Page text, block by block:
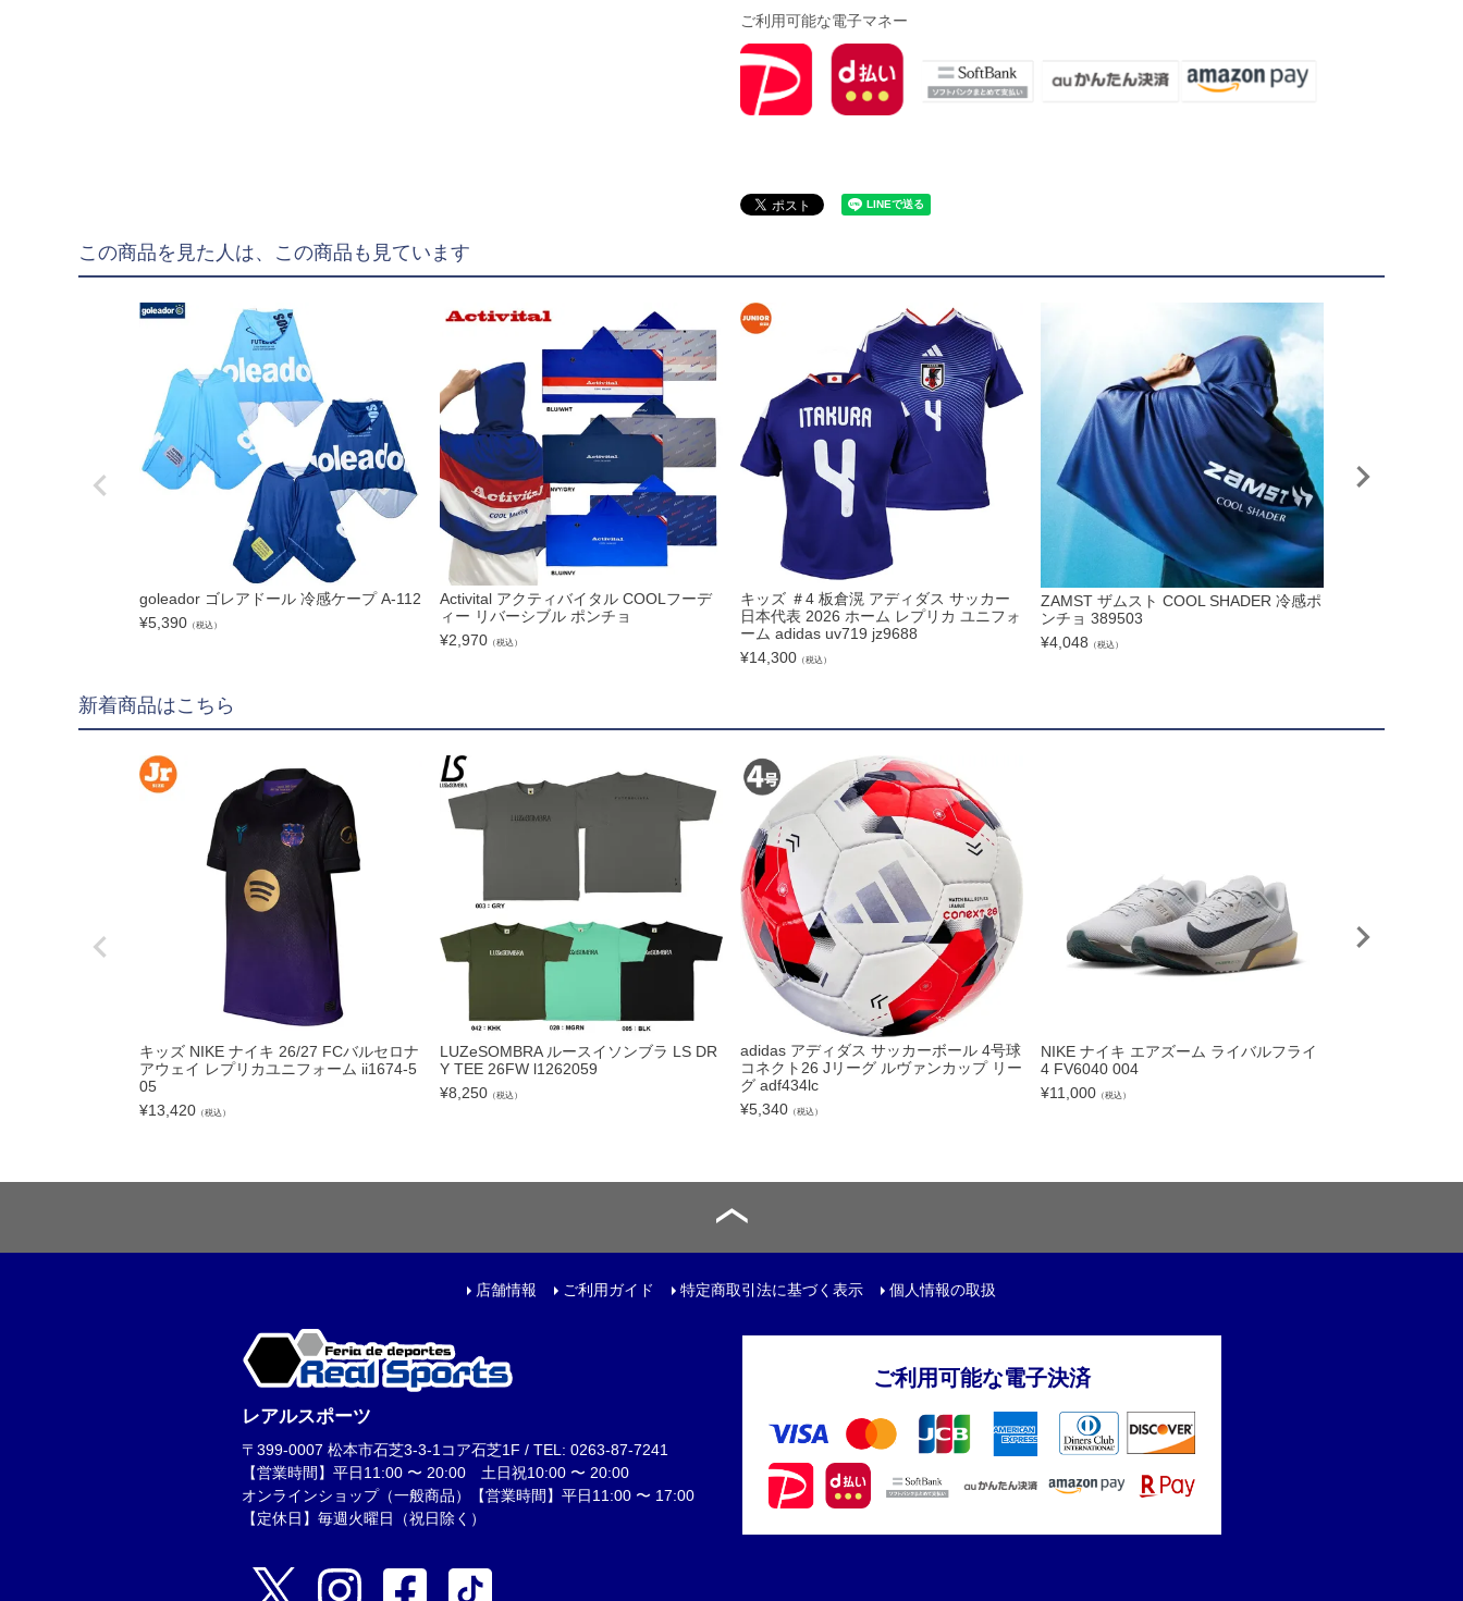
ジュニアウェア
adidas|アディダス
PUMA|プーマ
SVOLME|スボルメ
LUZeSOMBRA|ルースイソンブラ
ATHLETA|アスレタ
soccer junky|Claudio Pandiani
Spazio|スパッツィオ
UMBRO|アンブロ
hummel|ヒュンメル
ゴールキーパー用品
ゴールキーパーグローブ
メンテナンス用品
ゴールキーパーウェア
サポーター｜アクセサリー
サッカーボール
サッカーボール4号球
サッカーボール3号球
サッカーアクセサリー
スポーツバッグ|カジュアルバック
シンガード
シューレース
取り替え式スタッド|レンチ
お手入れグッズ
インソール
レフェリーアイテム
ご利用可能な電子マネー
この商品を見た人は、この商品も見ています
goleador ゴレアドール 冷感ケープ A-112
¥5,390 （税込）
Activital アクティバイタル COOLフーデ
ィー リバーシブル ポンチョ
¥2,970 （税込）
キッズ ＃4 板倉滉 アディダス サッカー
日本代表 2026 ホーム レプリカ ユニフォ
ーム adidas uv719 jz9688
¥14,300 （税込）
ZAMST ザムスト COOL SHADER 冷感ポ
ンチョ 389503
¥4,048 （税込）
新着商品はこちら
キッズ NIKE ナイキ 26/27 FCバルセロナ
アウェイ レプリカユニフォーム ii1674-5
05
¥13,420 （税込）
LUZeSOMBRA ルースイソンブラ LS DR
Y TEE 26FW l1262059
¥8,250 （税込）
adidas アディダス サッカーボール 4号球
コネクト26 Jリーグ ルヴァンカップ リー
グ adf434lc
¥5,340 （税込）
NIKE ナイキ エアズーム ライバルフライ
4 FV6040 004
¥11,000 （税込）
店舗情報 ご利用ガイド 特定商取引法に基づく表示 個人情報の取扱
レアルスポーツ
〒399-0007 松本市石芝3-3-1コア石芝1F / TEL: 0263-87-7241
【営業時間】平日11:00 〜 20:00 土日祝10:00 〜 20:00
オンラインショップ（一般商品）【営業時間】平日11:00 〜 17:00
【定休日】毎週火曜日（祝日除く）
ご利用可能な電子決済